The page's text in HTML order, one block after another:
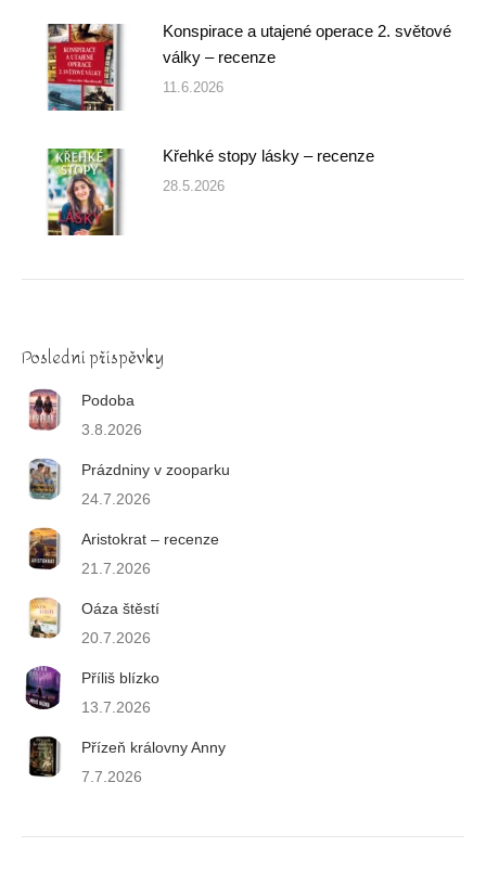
Konspirace a utajené operace 2. světové
války – recenze
11.6.2026
Křehké stopy lásky – recenze
28.5.2026
Poslední příspěvky
Podoba
3.8.2026
Prázdniny v zooparku
24.7.2026
Aristokrat – recenze
21.7.2026
Oáza štěstí
20.7.2026
Příliš blízko
13.7.2026
Přízeň královny Anny
7.7.2026